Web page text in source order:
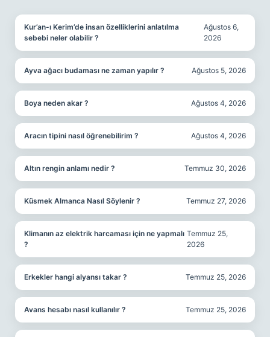
Kur’an-ı Kerim’de insan özelliklerini anlatılma
sebebi neler olabilir ?
Ağustos 6,
2026
Ayva ağacı budaması ne zaman yapılır ? Ağustos 5, 2026
Boya neden akar ? Ağustos 4, 2026
Aracın tipini nasıl öğrenebilirim ? Ağustos 4, 2026
Altın rengin anlamı nedir ? Temmuz 30, 2026
Küsmek Almanca Nasıl Söylenir ? Temmuz 27, 2026
Klimanın az elektrik harcaması için ne yapmalı
?
Temmuz 25,
2026
Erkekler hangi alyansı takar ? Temmuz 25, 2026
Avans hesabı nasıl kullanılır ? Temmuz 25, 2026